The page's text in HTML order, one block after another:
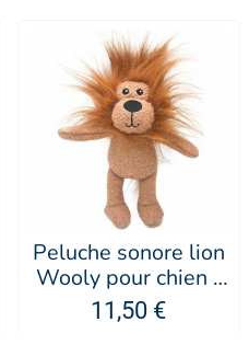
Peluche sonore lion
Wooly pour chien -
Doogy
11,50 €